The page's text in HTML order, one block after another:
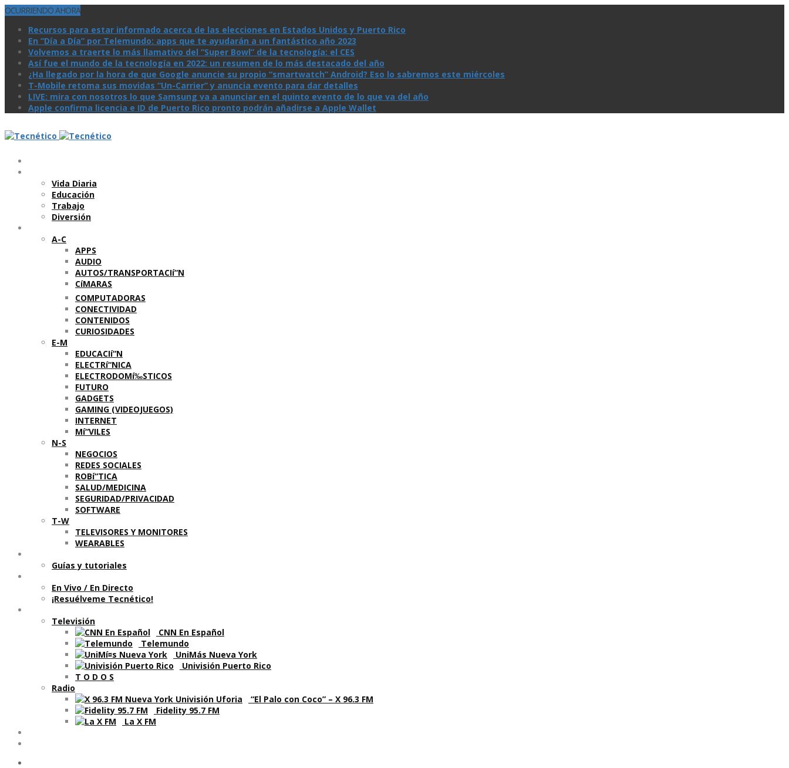
OCURRIENDO AHORA
Recursos para estar informado acerca de las elecciones en Estados Unidos y Puerto Rico
En “Día a Día” por Telemundo: apps que te ayudarán a un fantástico año 2023
Volvemos a traerte lo más llamativo del “Super Bowl” de la tecnologí­a: el CES
Así­ fue el mundo de la tecnologí­a en 2022: un resumen de lo más destacado del año
¿Ha llegado por la hora de que Google anuncie su propio “smartwatch” Android? Eso lo sabremos este miércoles
T-Mobile retoma sus movidas “Un-Carrier” y anuncia evento para dar detalles
LIVE: mira con nosotros lo que Samsung va a anunciar en el quinto evento de lo que va del año
Apple confirma licencia e ID de Puerto Rico pronto podrán añadirse a Apple Wallet
Vida Diaria
Educación
Trabajo
Diversión
A-C
APPS
AUDIO
AUTOS/TRANSPORTACIí“N
CíMARAS
COMPUTADORAS
CONECTIVIDAD
CONTENIDOS
CURIOSIDADES
E-M
EDUCACIí“N
ELECTRí“NICA
ELECTRODOMí‰STICOS
FUTURO
GADGETS
GAMING (VIDEOJUEGOS)
INTERNET
Mí“VILES
N-S
NEGOCIOS
REDES SOCIALES
ROBí“TICA
SALUD/MEDICINA
SEGURIDAD/PRIVACIDAD
SOFTWARE
T-W
TELEVISORES Y MONITORES
WEARABLES
Guí­as y tutoriales
En Vivo / En Directo
¡Resuélveme Tecnético!
Televisión
CNN En Español
Telemundo
UniMás Nueva York
Univisión Puerto Rico
T O D O S
Radio
“El Palo con Coco” – X 96.3 FM
Fidelity 95.7 FM
La X FM